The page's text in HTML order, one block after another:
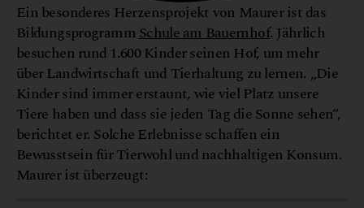
Ein besonderes Herzensprojekt von Maurer ist das
BildungsprogrammSchule am Bauernhof. Jährlich
besuchen rund 1.600 Kinder seinen Hof, um mehr
über Landwirtschaft und Tierhaltung zu lernen. „Die
Kinder sind immer erstaunt, wie viel Platz unsere
Tiere haben und dass sie jeden Tag die Sonne sehen“,
berichtet er. Solche Erlebnisse schaffen ein
Bewusstsein für Tierwohl und nachhaltigen Konsum.
Maurer ist überzeugt: